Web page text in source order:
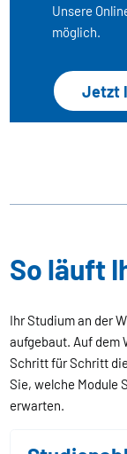
Unsere
möglich.
Jetzt
So läuft
Ihr Studium an der
aufgebaut. Auf dem
Schritt für Schritt
Sie, welche Module
erwarten.